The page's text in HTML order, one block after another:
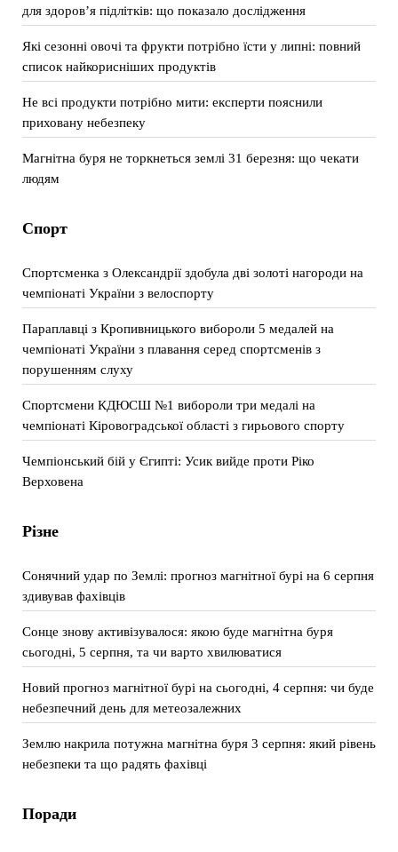
для здоров’я підлітків: що показало дослідження
Які сезонні овочі та фрукти потрібно їсти у липні: повний
список найкорисніших продуктів
Не всі продукти потрібно мити: експерти пояснили
приховану небезпеку
Магнітна буря не торкнеться землі 31 березня: що чекати
людям
Спорт
Спортсменка з Олександрії здобула дві золоті нагороди на
чемпіонаті України з велоспорту
Параплавці з Кропивницького вибороли 5 медалей на
чемпіонаті України з плавання серед спортсменів з
порушенням слуху
Спортсмени КДЮСШ №1 вибороли три медалі на
чемпіонаті Кіровоградської області з гирьового спорту
Чемпіонський бій у Єгипті: Усик вийде проти Ріко
Верховена
Різне
Сонячний удар по Землі: прогноз магнітної бурі на 6 серпня
здивував фахівців
Сонце знову активізувалося: якою буде магнітна буря
сьогодні, 5 серпня, та чи варто хвилюватися
Новий прогноз магнітної бурі на сьогодні, 4 серпня: чи буде
небезпечний день для метеозалежних
Землю накрила потужна магнітна буря 3 серпня: який рівень
небезпеки та що радять фахівці
Поради